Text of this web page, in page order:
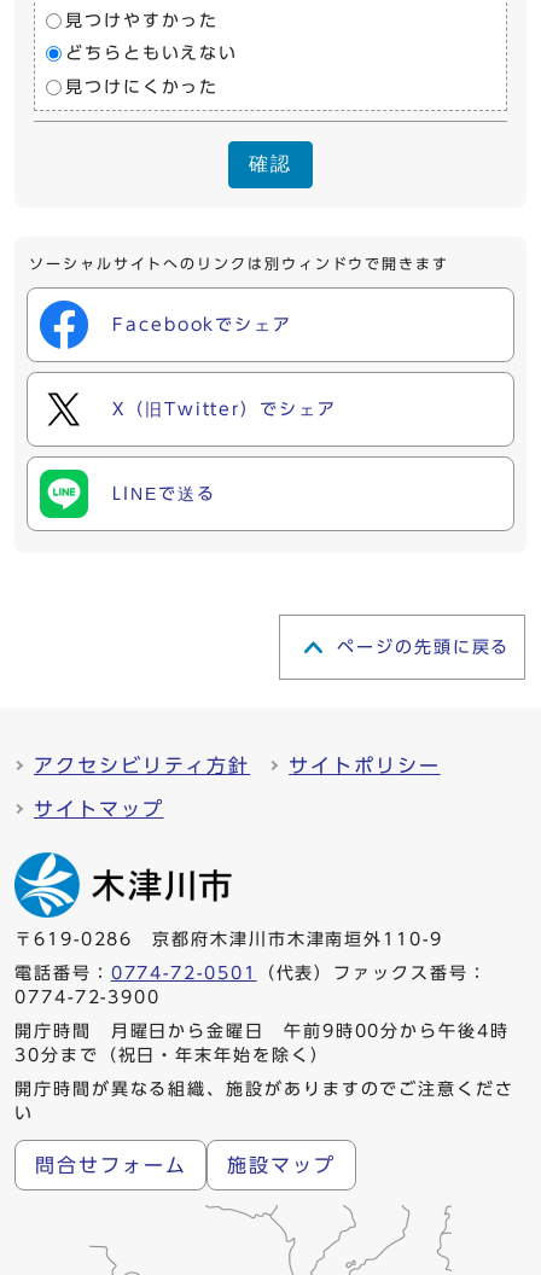
見つけやすかった
どちらともいえない
見つけにくかった
確認
ソーシャルサイトへのリンクは別ウィンドウで開きます
Facebookでシェア
X（旧Twitter）でシェア
LINEで送る
ページの先頭に戻る
アクセシビリティ方針 サイトポリシー
サイトマップ
〒619-0286 京都府木津川市木津南垣外110-9
電話番号： 0774-72-0501
（代表）ファックス番号：
0774-72-3900
開庁時間 月曜日から金曜日 午前9時00分から午後4時
30分まで（祝日・年末年始を除く）
開庁時間が異なる組織、施設がありますのでご注意くださ
い
問合せフォーム 施設マップ